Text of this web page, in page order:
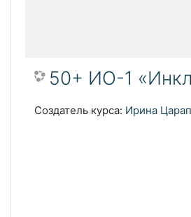
50+ ИО-1
Создатель курса: Ирина